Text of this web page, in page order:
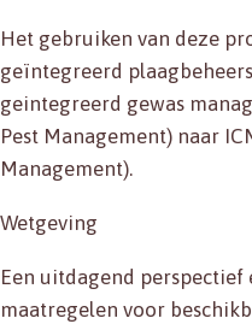
Het gebruiken van deze
geïntegreerd
geintegreerd gewas
Pest Management) naar
Management).
Wetgeving
Een uitdagend
maatregelen voor